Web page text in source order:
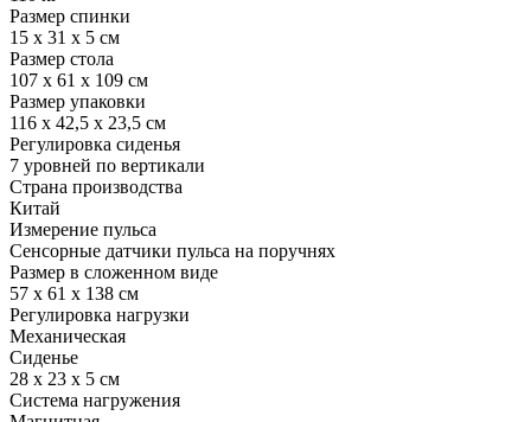
Размер спинки
15 х 31 х 5 см
Размер стола
107 х 61 х 109 см
Размер упаковки
116 х 42,5 х 23,5 см
Регулировка сиденья
7 уровней по вертикали
Страна производства
Китай
Измерение пульса
Сенсорные датчики пульса на поручнях
Размер в сложенном виде
57 х 61 х 138 см
Регулировка нагрузки
Механическая
Сиденье
28 х 23 х 5 см
Система нагружения